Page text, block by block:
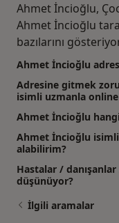
Ahmet İncioğlu,
Ahmet İncioğlu
bazılarını
Ahmet İncioğlu
Adresine gitmek
isimli uzmanla
Ahmet İncioğlu
Ahmet İncioğlu
alabilirim?
Hastalar /
düşünüyor?
İlgili aramalar